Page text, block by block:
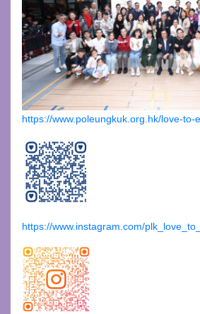
https://www.poleungkuk.org.hk/love-to-
https://www.instagram.com/